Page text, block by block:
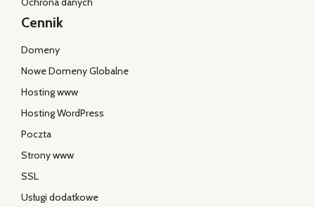
Cennik
Domeny
Nowe Domeny Globalne
Hosting www
Hosting WordPress
Poczta
Strony www
SSL
Usługi dodatkowe